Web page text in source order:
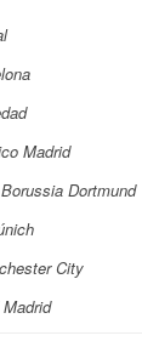
Madrid
Dortmund
City